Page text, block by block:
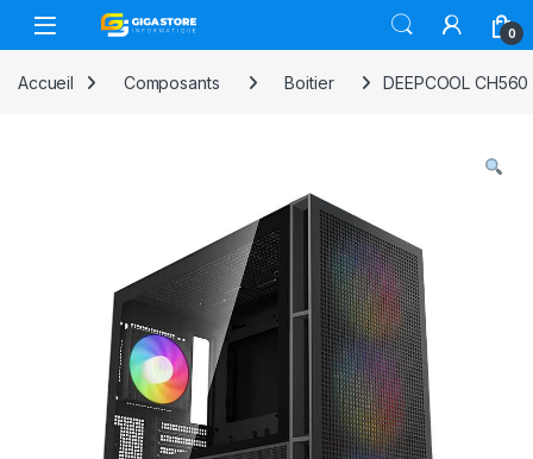
Skip to navigation
Skip to content
0
Accueil Composants Boitier DEEPCOOL CH560